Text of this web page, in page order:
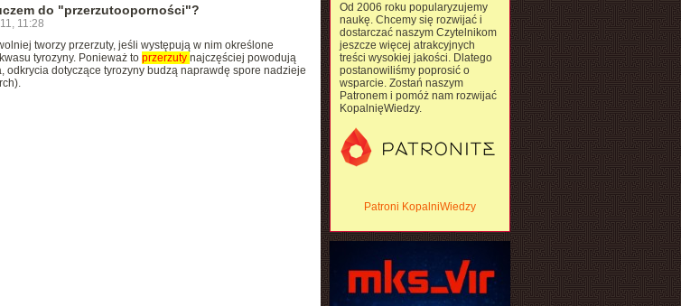
do "przerzutooporności"?
11:28
tworzy przerzuty, jeśli występują w nim określone
tyrozyny. Ponieważ to przerzuty najczęściej powodują
odkrycia dotyczące tyrozyny budzą naprawdę spore nadzieje
Od 2006 roku popularyzujemy
naukę. Chcemy się rozwijać i
dostarczać naszym Czytelnikom
jeszcze więcej atrakcyjnych
treści wysokiej jakości. Dlatego
postanowiliśmy poprosić o
wsparcie. Zostań naszym
Patronem i pomóż nam rozwijać
KopalnięWiedzy.
Patroni KopalniWiedzy